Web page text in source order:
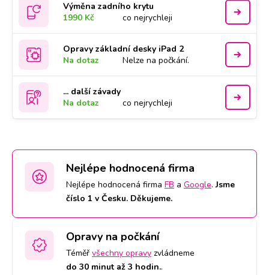
Výměna zadního krytu
1990 Kč
co nejrychleji
Opravy základní desky iPad 2
Na dotaz
Nelze na počkání.
... další závady
Na dotaz
co nejrychleji
Nejlépe hodnocená firma
Nejlépe hodnocená firma FB a Google.Jsme
číslo 1 v Česku. Děkujeme.
Opravy na počkání
Téměř všechny opravy zvládneme
do 30 minut až 3 hodin..